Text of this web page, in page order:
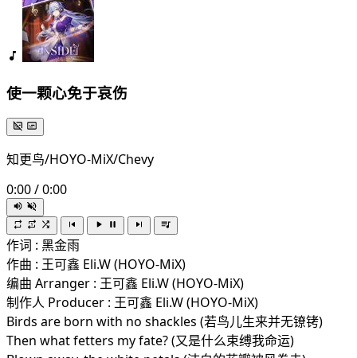
使一颗心免于哀伤
知更鸟/HOYO-MiX/Chevy
0:00/0:00
作词 : 黑金雨
作曲 : 王可鑫 Eli.W (HOYO-MiX)
编曲 Arranger : 王可鑫 Eli.W (HOYO-MiX)
制作人 Producer : 王可鑫 Eli.W (HOYO-MiX)
Birds are born with no shackles (若鸟儿生来并无镣铐)
Then what fetters my fate? (又是什么束缚我命运)